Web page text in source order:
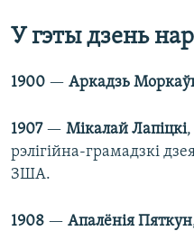
У гэты дзень
1900 — Аркадзь
1907 — Мікалай Лапіцкі,
рэлігійна-грамадзкі
ЗША.
1908 — Апалёнія Пяткун